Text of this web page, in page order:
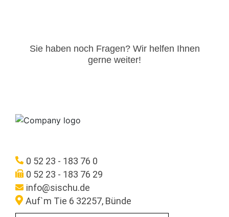
Sie haben noch Fragen? Wir helfen Ihnen
gerne weiter!​
0 52 23 - 183 76 0
0 52 23 - 183 76 29
info@sischu.de
Auf`m Tie 6 32257, Bünde